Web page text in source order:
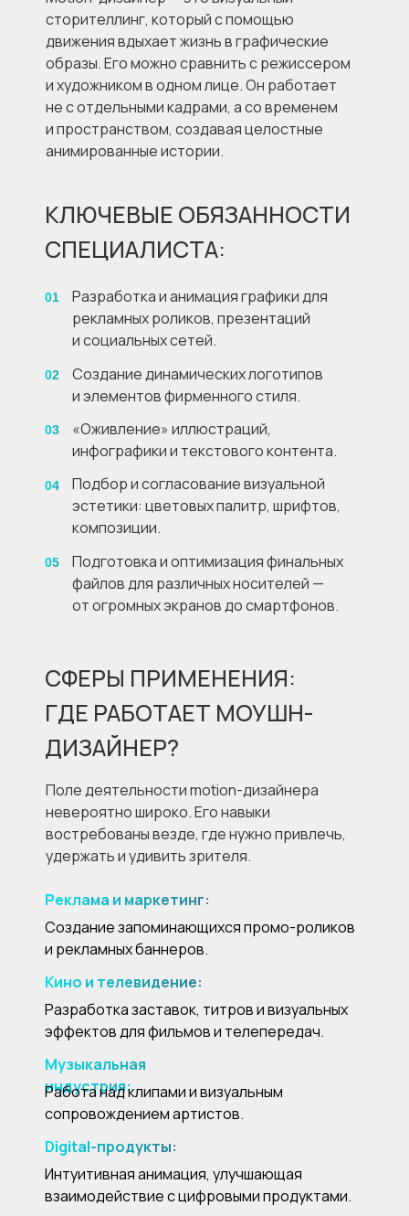
сторителлинг, который с помощью
движения вдыхает жизнь в графические
образы. Его можно сравнить с режиссером
и художником в одном лице. Он работает
не с отдельными кадрами, а со временем
и пространством, создавая целостные
анимированные истории.
КЛЮЧЕВЫЕ ОБЯЗАННОСТИ
СПЕЦИАЛИСТА:
Подбор и согласование визуальной
эстетики: цветовых палитр, шрифтов,
композиции.
04
Подготовка и оптимизация финальных
файлов для различных носителей —
от огромных экранов до смартфонов.
05
Разработка и анимация графики для
рекламных роликов, презентаций
и социальных сетей.
01
Создание динамических логотипов
и элементов фирменного стиля.
02
«Оживление» иллюстраций,
инфографики и текстового контента.
03
СФЕРЫ ПРИМЕНЕНИЯ:
ГДЕ РАБОТАЕТ МОУШН-
ДИЗАЙНЕР?
Поле деятельности motion-дизайнера
невероятно широко. Его навыки
востребованы везде, где нужно привлечь,
удержать и удивить зрителя.
Реклама и маркетинг:
Создание запоминающихся промо-роликов
и рекламных баннеров.
Музыкальная
индустрия:
Работа над клипами и визуальным
сопровождением артистов.
Digital-продукты:
Интуитивная анимация, улучшающая
взаимодействие с цифровыми продуктами.
Кино и телевидение:
Разработка заставок, титров и визуальных
эффектов для фильмов и телепередач.